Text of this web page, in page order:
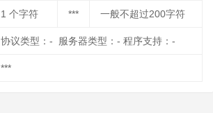
1 个字符 *** 一般不超过200字符
协议类型：- 服务器类型：- 程序支持：-
***